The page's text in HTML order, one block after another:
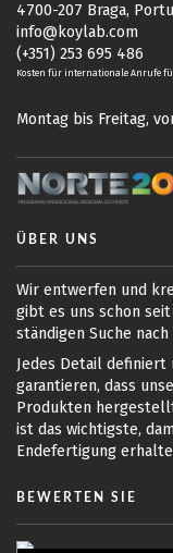
4700-207 Braga,
info@koylab.com
(+351) 253 695 486
Kosten für internationale Anrufe
Montag bis Freitag,
ÜBER UNS
Wir entwerfen und
gibt es uns schon
ständigen Suche
Jedes Detail definiert
garantieren, dass
Produkten
ist das wichtigste,
Endefertigung
BEWERTEN SIE